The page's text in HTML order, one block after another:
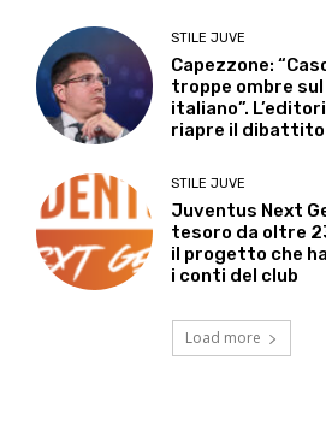
STILE JUVE
Capezzone:
troppe ombre
italiano”.
riapre il dibattito
STILE JUVE
Juventus Next
tesoro da oltre
il progetto che
i conti del club
Load more